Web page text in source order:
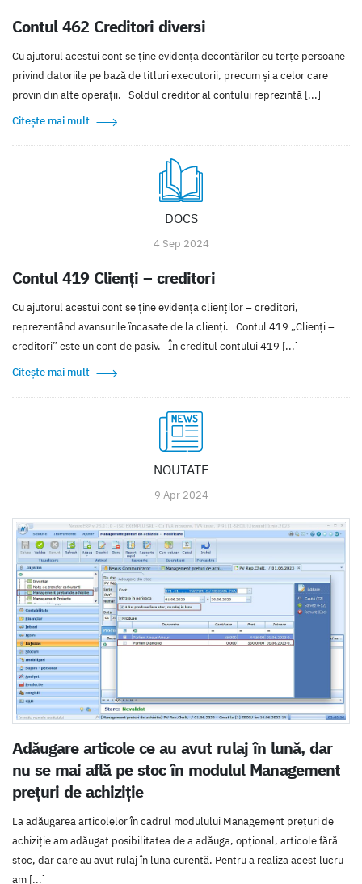
Contul 462 Creditori diversi
Cu ajutorul acestui cont se ţine evidenţa decontărilor cu terţe persoane
privind datoriile pe bază de titluri executorii, precum şi a celor care
provin din alte operaţii. Soldul creditor al contului reprezintă [...]
Citește mai mult
DOCS
4 Sep 2024
Contul 419 Clienți – creditori
Cu ajutorul acestui cont se ține evidența clienților – creditori,
reprezentând avansurile încasate de la clienți. Contul 419 „Clienți –
creditori” este un cont de pasiv. În creditul contului 419 [...]
Citește mai mult
NOUTATE
9 Apr 2024
Adăugare articole ce au avut rulaj în lună, dar
nu se mai află pe stoc în modulul Management
prețuri de achiziție
La adăugarea articolelor în cadrul modulului Management prețuri de
achiziție am adăugat posibilitatea de a adăuga, opțional, articole fără
stoc, dar care au avut rulaj în luna curentă. Pentru a realiza acest lucru
am [...]